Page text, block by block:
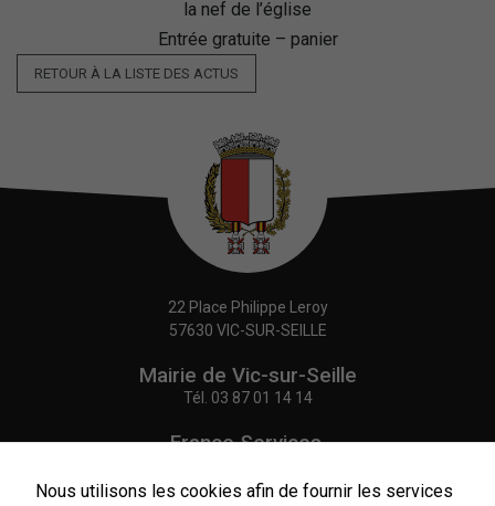
la nef de l’église
Entrée gratuite – panier
RETOUR À LA LISTE DES ACTUS
22 Place Philippe Leroy
57630 VIC-SUR-SEILLE
Mairie de Vic-sur-Seille
Tél. 03 87 01 14 14
France Services,
Tél.03 87 86 41 48
Nous utilisons les cookies afin de fournir les services